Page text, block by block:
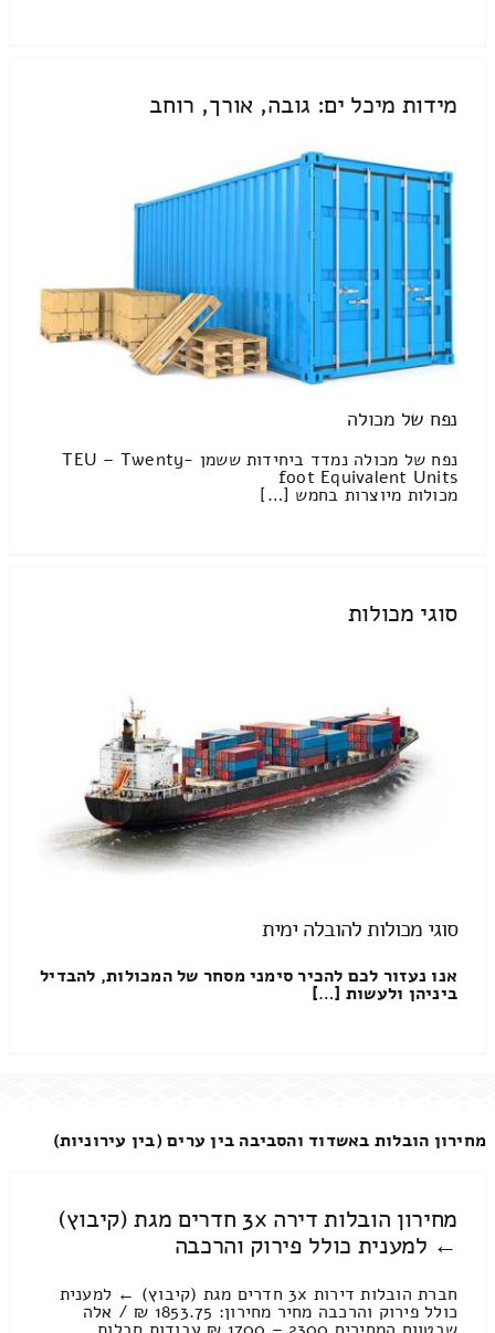
מידות מיכל ים: גובה, אורך, רוחב
נפח של מכולה
נפח של מכולה נמדד ביחידות ששמן TEU – Twenty-
foot Equivalent Units
מכולות מיוצרות בחמש […]
סוגי מכולות
סוגי מכולות להובלה ימית
אנו נעזור לכם להכיר סימני מסחר של המכולות, להבדיל
ביניהן ולעשות […]
מחירון הובלות באשדוד והסביבה בין ערים (בין עירוניות)
מחירון הובלות דירה 3x חדרים מגת (קיבוץ)
← למענית כולל פירוק והרכבה
חברת הובלות דירות 3x חדרים מגת (קיבוץ) ← למענית
כולל פירוק והרכבה מחיר מחירון: 1853.75 ₪ / אלה